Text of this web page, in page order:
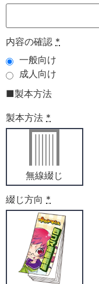
内容の確認 *
一般向け
成人向け
■製本方法
製本方法 *
無線綴じ
綴じ方向 *